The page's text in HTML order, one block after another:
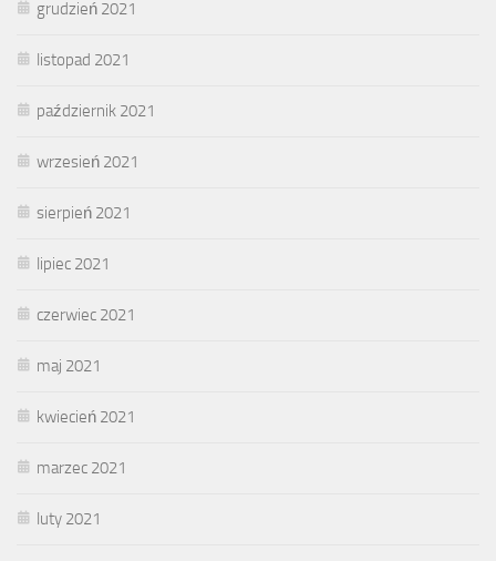
grudzień 2021
listopad 2021
październik 2021
wrzesień 2021
sierpień 2021
lipiec 2021
czerwiec 2021
maj 2021
kwiecień 2021
marzec 2021
luty 2021